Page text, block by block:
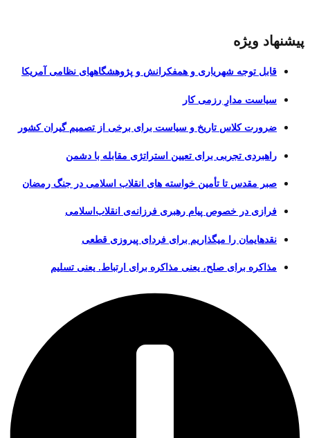
پیشنهاد ویژه
قابل توجه شهریاری و همفکرانش و پژوهشگاههای نظامی آمریکا
سیاست مدارِ رزمی کار
ضرورت کلاس تاریخ و سیاست برای برخی از تصمیم گیران کشور
راهبردی تجربی برای تعیین استراتژی مقابله با دشمن
صبر مقدس تا تأمین خواسته های انقلاب اسلامی در جنگ رمضان
فرازی در خصوص پیام رهبری فرزانه‌ی انقلاب‌اسلامی
نقدهایمان را میگذاریم برای فردای پیروزی قطعی
مذاکره برای صلح، یعنی مذاکره برای ارتباط. یعنی تسلیم